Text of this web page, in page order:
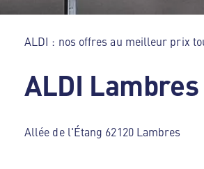
ALDI : nos offres au meilleur prix
ALDI Lambres
Allée de l'Étang 62120 Lambres